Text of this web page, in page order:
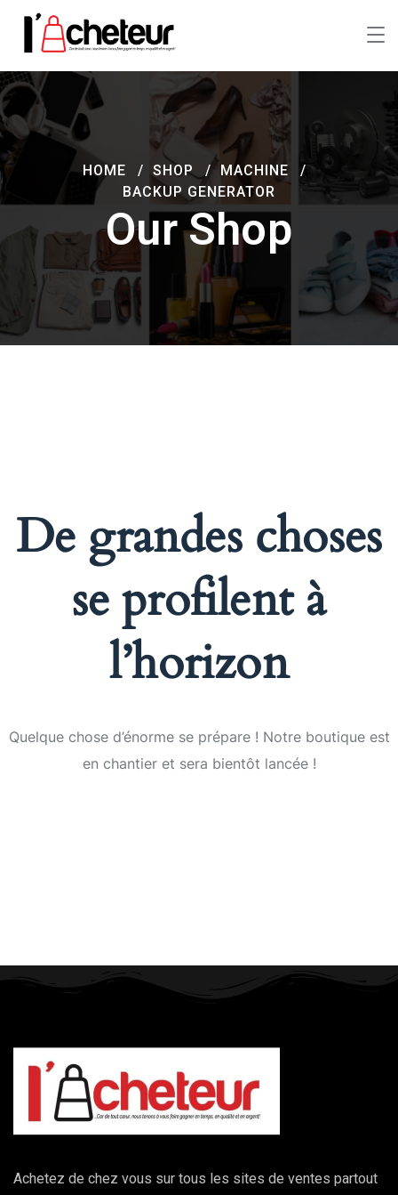
Our Shop
HOME SHOP
MACHINE
BACKUP GENERATOR
De grandes choses
se profilent à
l’horizon
Quelque chose d’énorme se prépare ! Notre boutique est
en chantier et sera bientôt lancée !
Achetez de chez vous sur tous les sites de ventes partout